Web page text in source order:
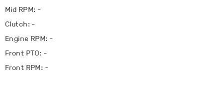
Mid RPM: -
Clutch: -
Engine RPM: -
Front PTO: -
Front RPM: -